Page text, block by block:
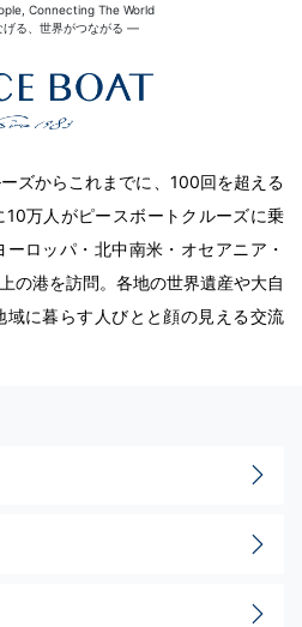
Connecting The World
る、世界がつながる ―
ズからこれまでに、100回を超える
万人がピースボートクルーズに乗
ロッパ・北中南米・オセアニア・
の港を訪問。各地の世界遺産や大自
に暮らす人びとと顔の見える交流